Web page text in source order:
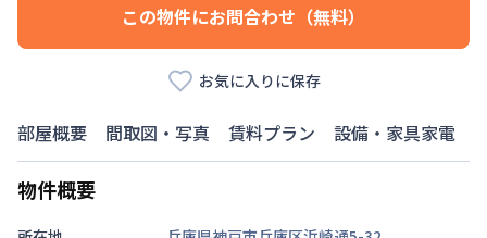
この物件にお問合わせ（無料）
お気に入りに保存
部屋概要 間取図・写真 賃料プラン 設備・家具家電
物件概要